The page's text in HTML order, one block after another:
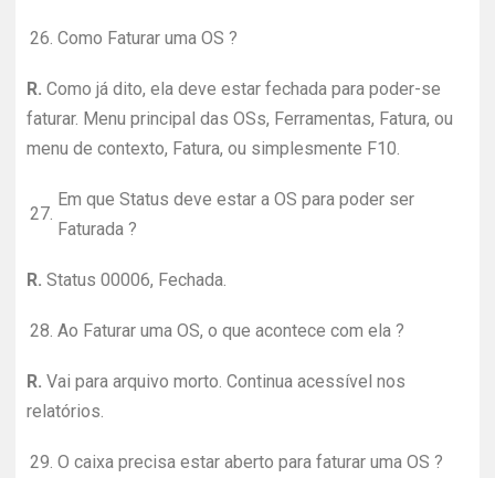
26. Como Faturar uma OS ?
R. Como já dito, ela deve estar fechada para poder-se
faturar. Menu principal das OSs, Ferramentas, Fatura, ou
menu de contexto, Fatura, ou simplesmente F10.
27.
Em que Status deve estar a OS para poder ser
Faturada ?
R. Status 00006, Fechada.
28. Ao Faturar uma OS, o que acontece com ela ?
R. Vai para arquivo morto. Continua acessível nos
relatórios.
29. O caixa precisa estar aberto para faturar uma OS ?